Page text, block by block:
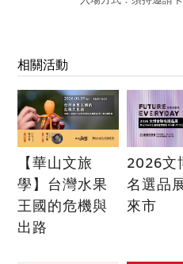
相關活動
【華山文旅
學】台灣水果
王國的危機與
出路
2026文
名選品
來市